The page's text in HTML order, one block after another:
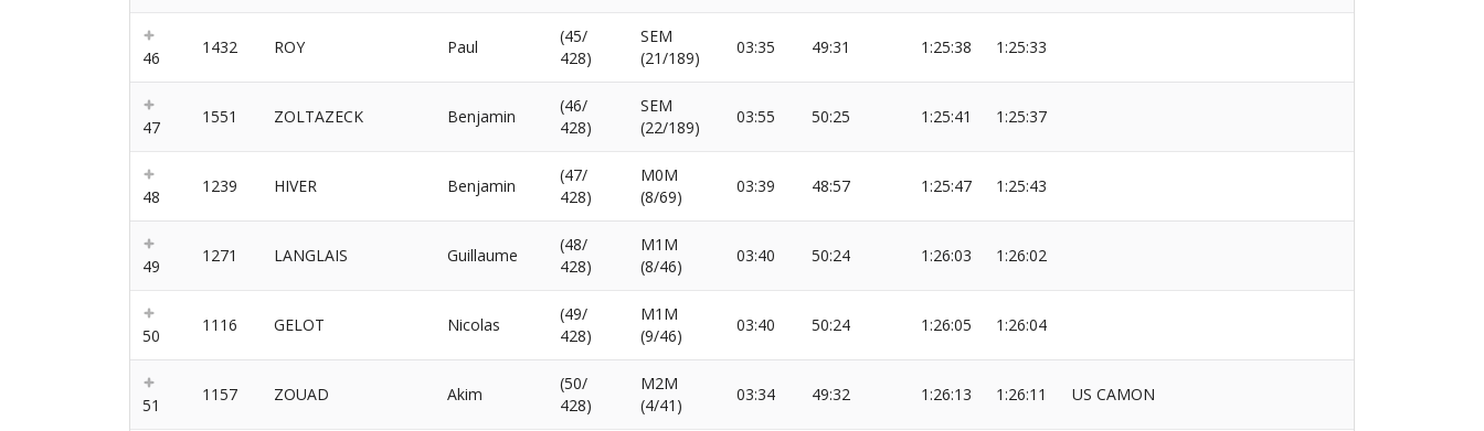
46
1432 ROY Paul
(45/
428)
SEM
(21/189)
03:35 49:31 1:25:38 1:25:33
47
1551 ZOLTAZECK Benjamin
(46/
428)
SEM
(22/189)
03:55 50:25 1:25:41 1:25:37
48
1239 HIVER Benjamin
(47/
428)
M0M
(8/69)
03:39 48:57 1:25:47 1:25:43
49
1271 LANGLAIS Guillaume
(48/
428)
M1M
(8/46)
03:40 50:24 1:26:03 1:26:02
50
1116 GELOT Nicolas
(49/
428)
M1M
(9/46)
03:40 50:24 1:26:05 1:26:04
51
1157 ZOUAD Akim
(50/
428)
M2M
(4/41)
03:34 49:32 1:26:13 1:26:11 US CAMON